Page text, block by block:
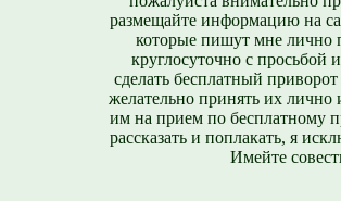
размещайте информацию на
которые пишут мне лично
круглосуточно с просьбой
сделать бесплатный
желательно принять их лично
им на прием по бесплатному
рассказать и поплакать, я
Имейте